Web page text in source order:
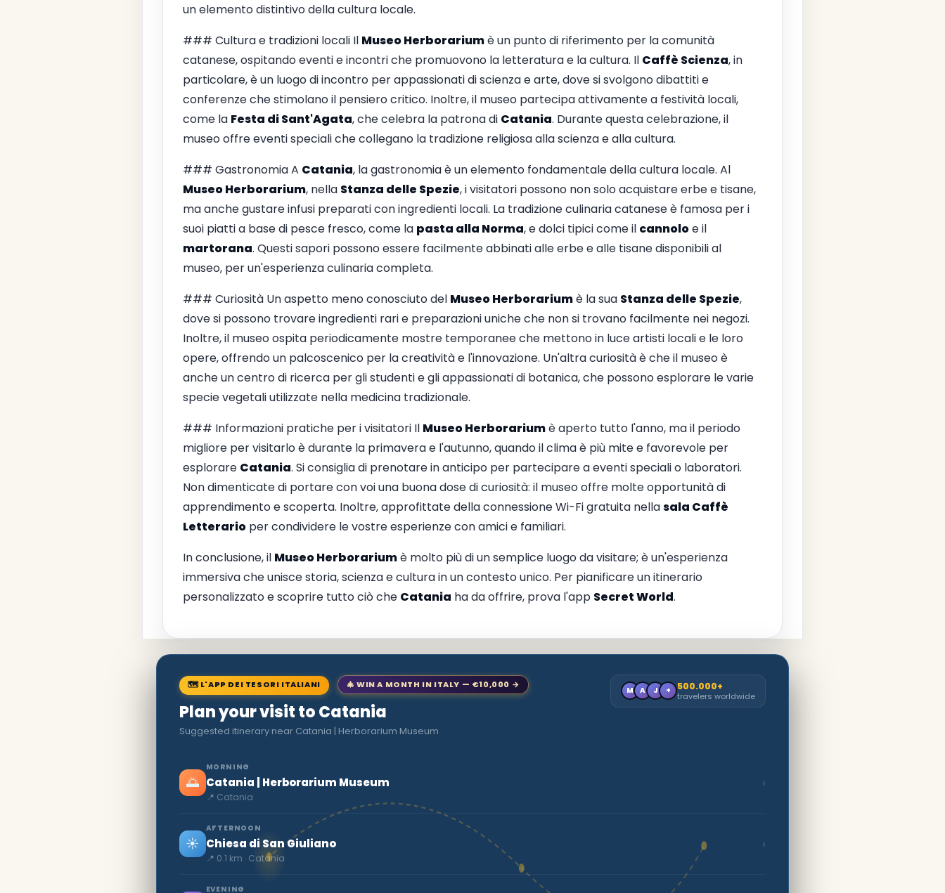
un elemento distintivo della cultura locale.
### Cultura e tradizioni locali Il Museo Herborariumè un punto di riferimento per la comunità
catanese, ospitando eventi e incontri che promuovono la letteratura e la cultura. Il Caffè Scienza, in
particolare, è un luogo di incontro per appassionati di scienza e arte, dove si svolgono dibattiti e
conferenze che stimolano il pensiero critico. Inoltre, il museo partecipa attivamente a festività locali,
come la Festa di Sant'Agata, che celebra la patrona di Catania. Durante questa celebrazione, il
museo offre eventi speciali che collegano la tradizione religiosa alla scienza e alla cultura.
### Gastronomia A Catania, la gastronomia è un elemento fondamentale della cultura locale. Al
Museo Herborarium, nella Stanza delle Spezie, i visitatori possono non solo acquistare erbe e tisane,
ma anche gustare infusi preparati con ingredienti locali. La tradizione culinaria catanese è famosa per i
suoi piatti a base di pesce fresco, come la pasta alla Norma, e dolci tipici come il cannoloe il
martorana. Questi sapori possono essere facilmente abbinati alle erbe e alle tisane disponibili al
museo, per un'esperienza culinaria completa.
### Curiosità Un aspetto meno conosciuto del Museo Herborariumè la sua Stanza delle Spezie,
dove si possono trovare ingredienti rari e preparazioni uniche che non si trovano facilmente nei negozi.
Inoltre, il museo ospita periodicamente mostre temporanee che mettono in luce artisti locali e le loro
opere, offrendo un palcoscenico per la creatività e l'innovazione. Un'altra curiosità è che il museo è
anche un centro di ricerca per gli studenti e gli appassionati di botanica, che possono esplorare le varie
specie vegetali utilizzate nella medicina tradizionale.
### Informazioni pratiche per i visitatori Il Museo Herborariumè aperto tutto l'anno, ma il periodo
migliore per visitarlo è durante la primavera e l'autunno, quando il clima è più mite e favorevole per
esplorare Catania. Si consiglia di prenotare in anticipo per partecipare a eventi speciali o laboratori.
Non dimenticate di portare con voi una buona dose di curiosità: il museo offre molte opportunità di
apprendimento e scoperta. Inoltre, approfittate della connessione Wi-Fi gratuita nellasala Caffè
Letterarioper condividere le vostre esperienze con amici e familiari.
In conclusione, il Museo Herborariumè molto più di un semplice luogo da visitare; è un'esperienza
immersiva che unisce storia, scienza e cultura in un contesto unico. Per pianificare un itinerario
personalizzato e scoprire tutto ciò che Catania ha da offrire, prova l'app Secret World.
🗺 L'APP DEI TESORI ITALIANI 🎄 WIN A MONTH IN ITALY — €10,000 →
Plan your visit to Catania
Suggested itinerary near Catania | Herborarium Museum
M A J + 500.000+
travelers worldwide
🌅
MORNING
Catania | Herborarium Museum
📍 Catania
›
☀️
AFTERNOON
Chiesa di San Giuliano
📍 0.1 km · Catania
›
EVENING